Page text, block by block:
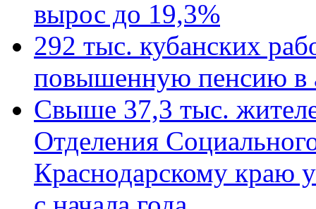
вырос до 19,3%
292 тыс. кубанских
повышенную пенсию в
Свыше 37,3 тыс.
Отделения
Краснодарскому краю